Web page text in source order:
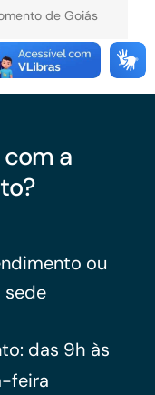
de Goiás
a
ou
sede
das 9h às
feira